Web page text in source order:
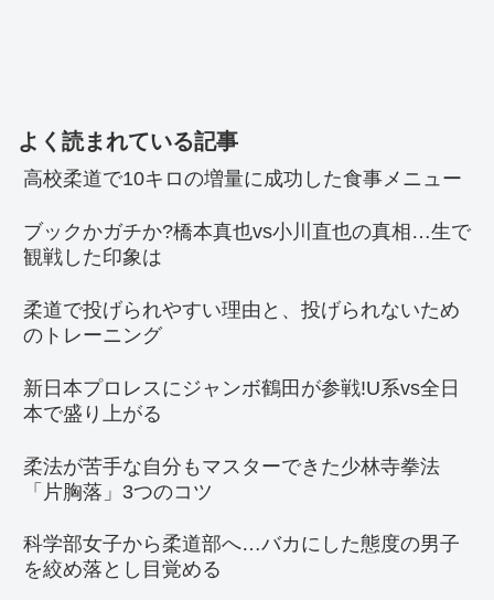
よく読まれている記事
高校柔道で10キロの増量に成功した食事メニュー
ブックかガチか?橋本真也vs小川直也の真相…生で
観戦した印象は
柔道で投げられやすい理由と、投げられないため
のトレーニング
新日本プロレスにジャンボ鶴田が参戦!U系vs全日
本で盛り上がる
柔法が苦手な自分もマスターできた少林寺拳法
「片胸落」3つのコツ
科学部女子から柔道部へ…バカにした態度の男子
を絞め落とし目覚める